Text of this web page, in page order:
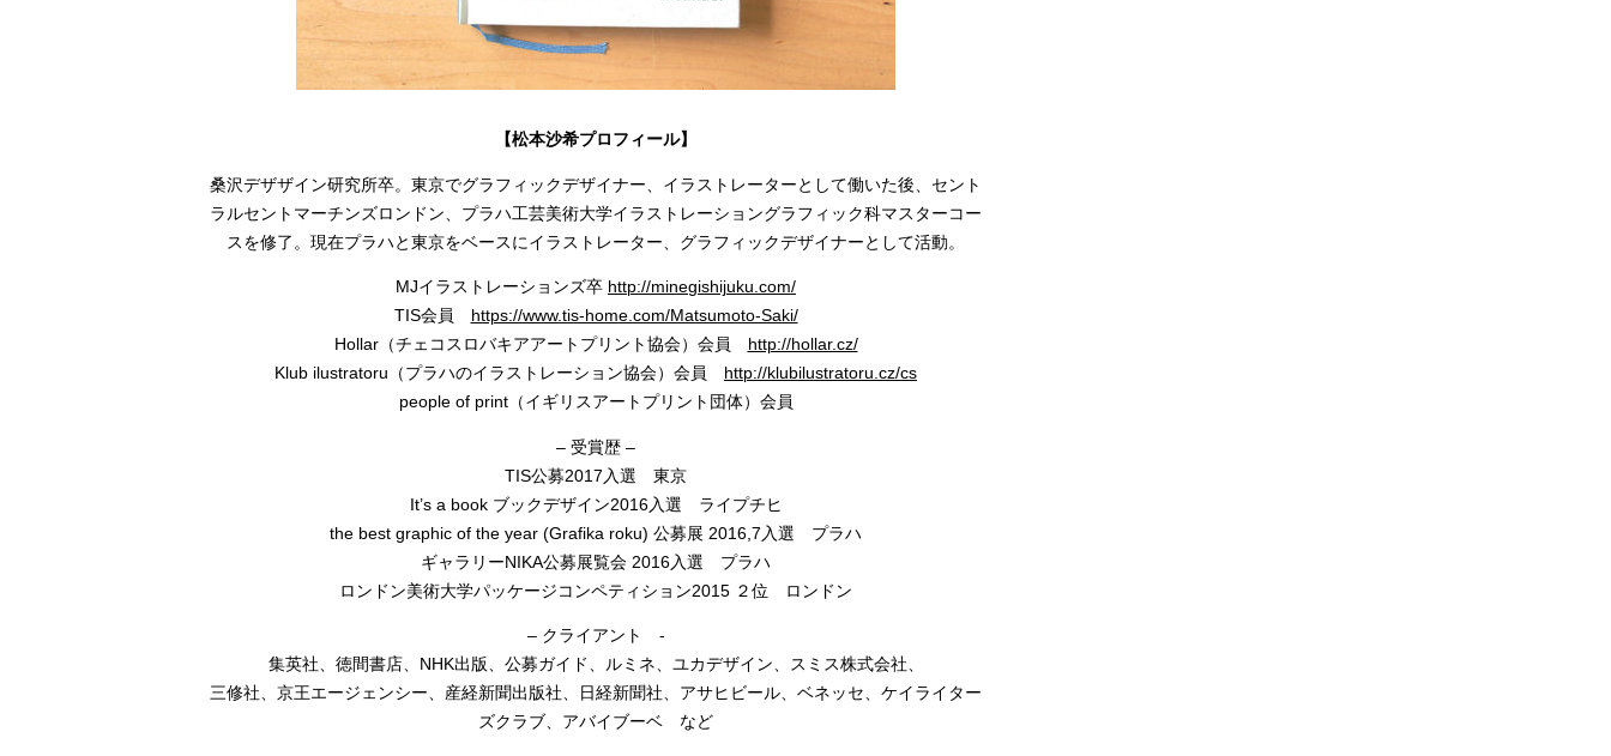
【松本沙希プロフィール】
桑沢デザザイン研究所卒。東京でグラフィックデザイナー、イラストレーターとして働いた後、セント
ラルセントマーチンズロンドン、プラハ工芸美術大学イラストレーショングラフィック科マスターコー
スを修了。現在プラハと東京をベースにイラストレーター、グラフィックデザイナーとして活動。
MJイラストレーションズ卒 http://minegishijuku.com/
TIS会員
https://www.tis-home.com/Matsumoto-Saki/
Hollar（チェコスロバキアアートプリント協会）会員
http://hollar.cz/
Klub ilustratoru（プラハのイラストレーション協会）会員
http://klubilustratoru.cz/cs
people of print（イギリスアートプリント団体）会員
– 受賞歴 –
TIS公募2017入選 東京
It’s a book ブックデザイン2016入選 ライプチヒ
the best graphic of the year (Grafika roku) 公募展 2016,7入選 プラハ
ギャラリーNIKA公募展覧会 2016入選 プラハ
ロンドン美術大学パッケージコンペティション2015 ２位 ロンドン
– クライアント -
集英社、徳間書店、NHK出版、公募ガイド、ルミネ、ユカデザイン、スミス株式会社、
三修社、京王エージェンシー、産経新聞出版社、日経新聞社、アサヒビール、ベネッセ、ケイライター
ズクラブ、アバイブーベ など